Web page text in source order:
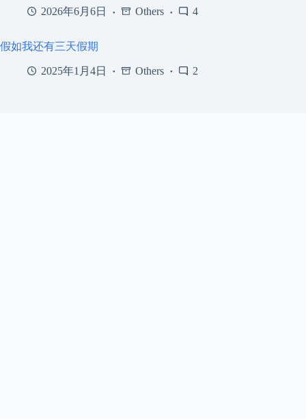
2026年6月6日 Others 4
假如我还有三天假期
2025年1月4日 Others 2